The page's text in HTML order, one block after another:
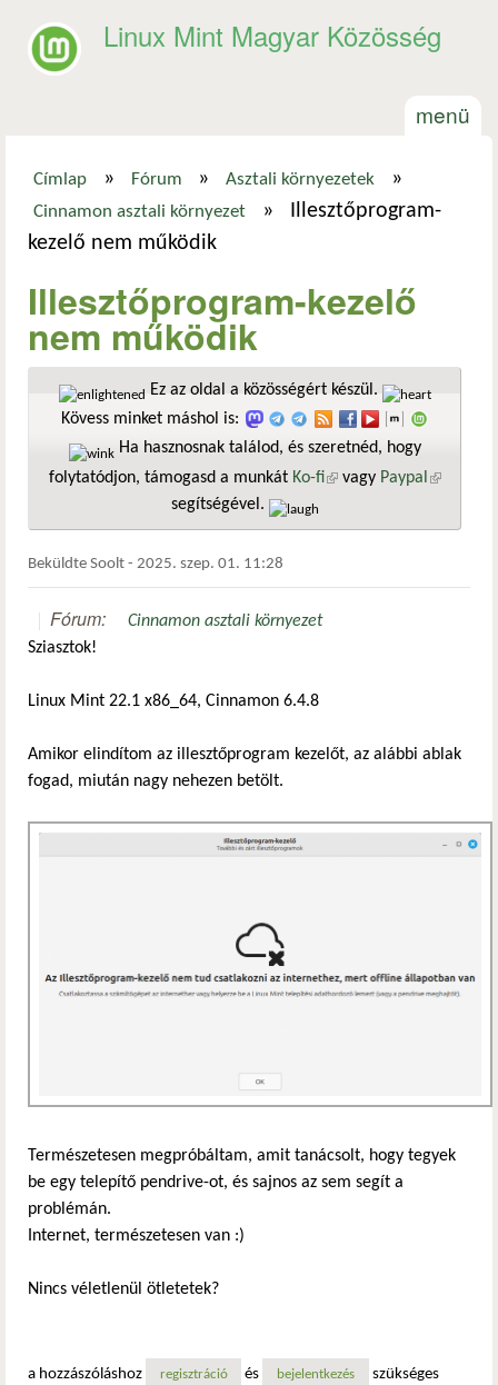
Linux Mint Magyar Közösség
menü
Jelenlegi hely
Címlap » Fórum » Asztali környezetek »
Cinnamon asztali környezet »
Illesztőprogram-
kezelő nem működik
Illesztőprogram-kezelő
nem működik
Ez az oldal a közösségért készül.
Kövess minket máshol is:
Ha hasznosnak találod, és szeretnéd, hogy
folytatódjon, támogasd a munkát Ko-fi(külső hivatkozás)
vagy Paypal
segítségével.
Beküldte Soolt - 2025. szep. 01. 11:28
Fórum:
Cinnamon asztali környezet
Sziasztok!
Linux Mint 22.1 x86_64, Cinnamon 6.4.8
Amikor elindítom az illesztőprogram kezelőt, az alábbi ablak
fogad, miután nagy nehezen betölt.
Természetesen megpróbáltam, amit tanácsolt, hogy tegyek
be egy telepítő pendrive-ot, és sajnos az sem segít a
problémán.
Internet, természetesen van :)
Nincs véletlenül ötletetek?
a hozzászóláshoz regisztráció és bejelentkezés szükséges